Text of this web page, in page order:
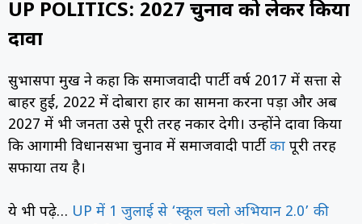
UP POLITICS: 2027 चुनाव को लेकर किया
दावा
सुभासपा प्रमुख ने कहा कि समाजवादी पार्टी वर्ष 2017 में सत्ता से
बाहर हुई, 2022 में दोबारा हार का सामना करना पड़ा और अब
2027 में भी जनता उसे पूरी तरह नकार देगी। उन्होंने दावा किया
कि आगामी विधानसभा चुनाव में समाजवादी पार्टी का पूरी तरह
सफाया तय है।
ये भी पढ़े… UP में 1 जुलाई से ‘स्कूल चलो अभियान 2.0’ की